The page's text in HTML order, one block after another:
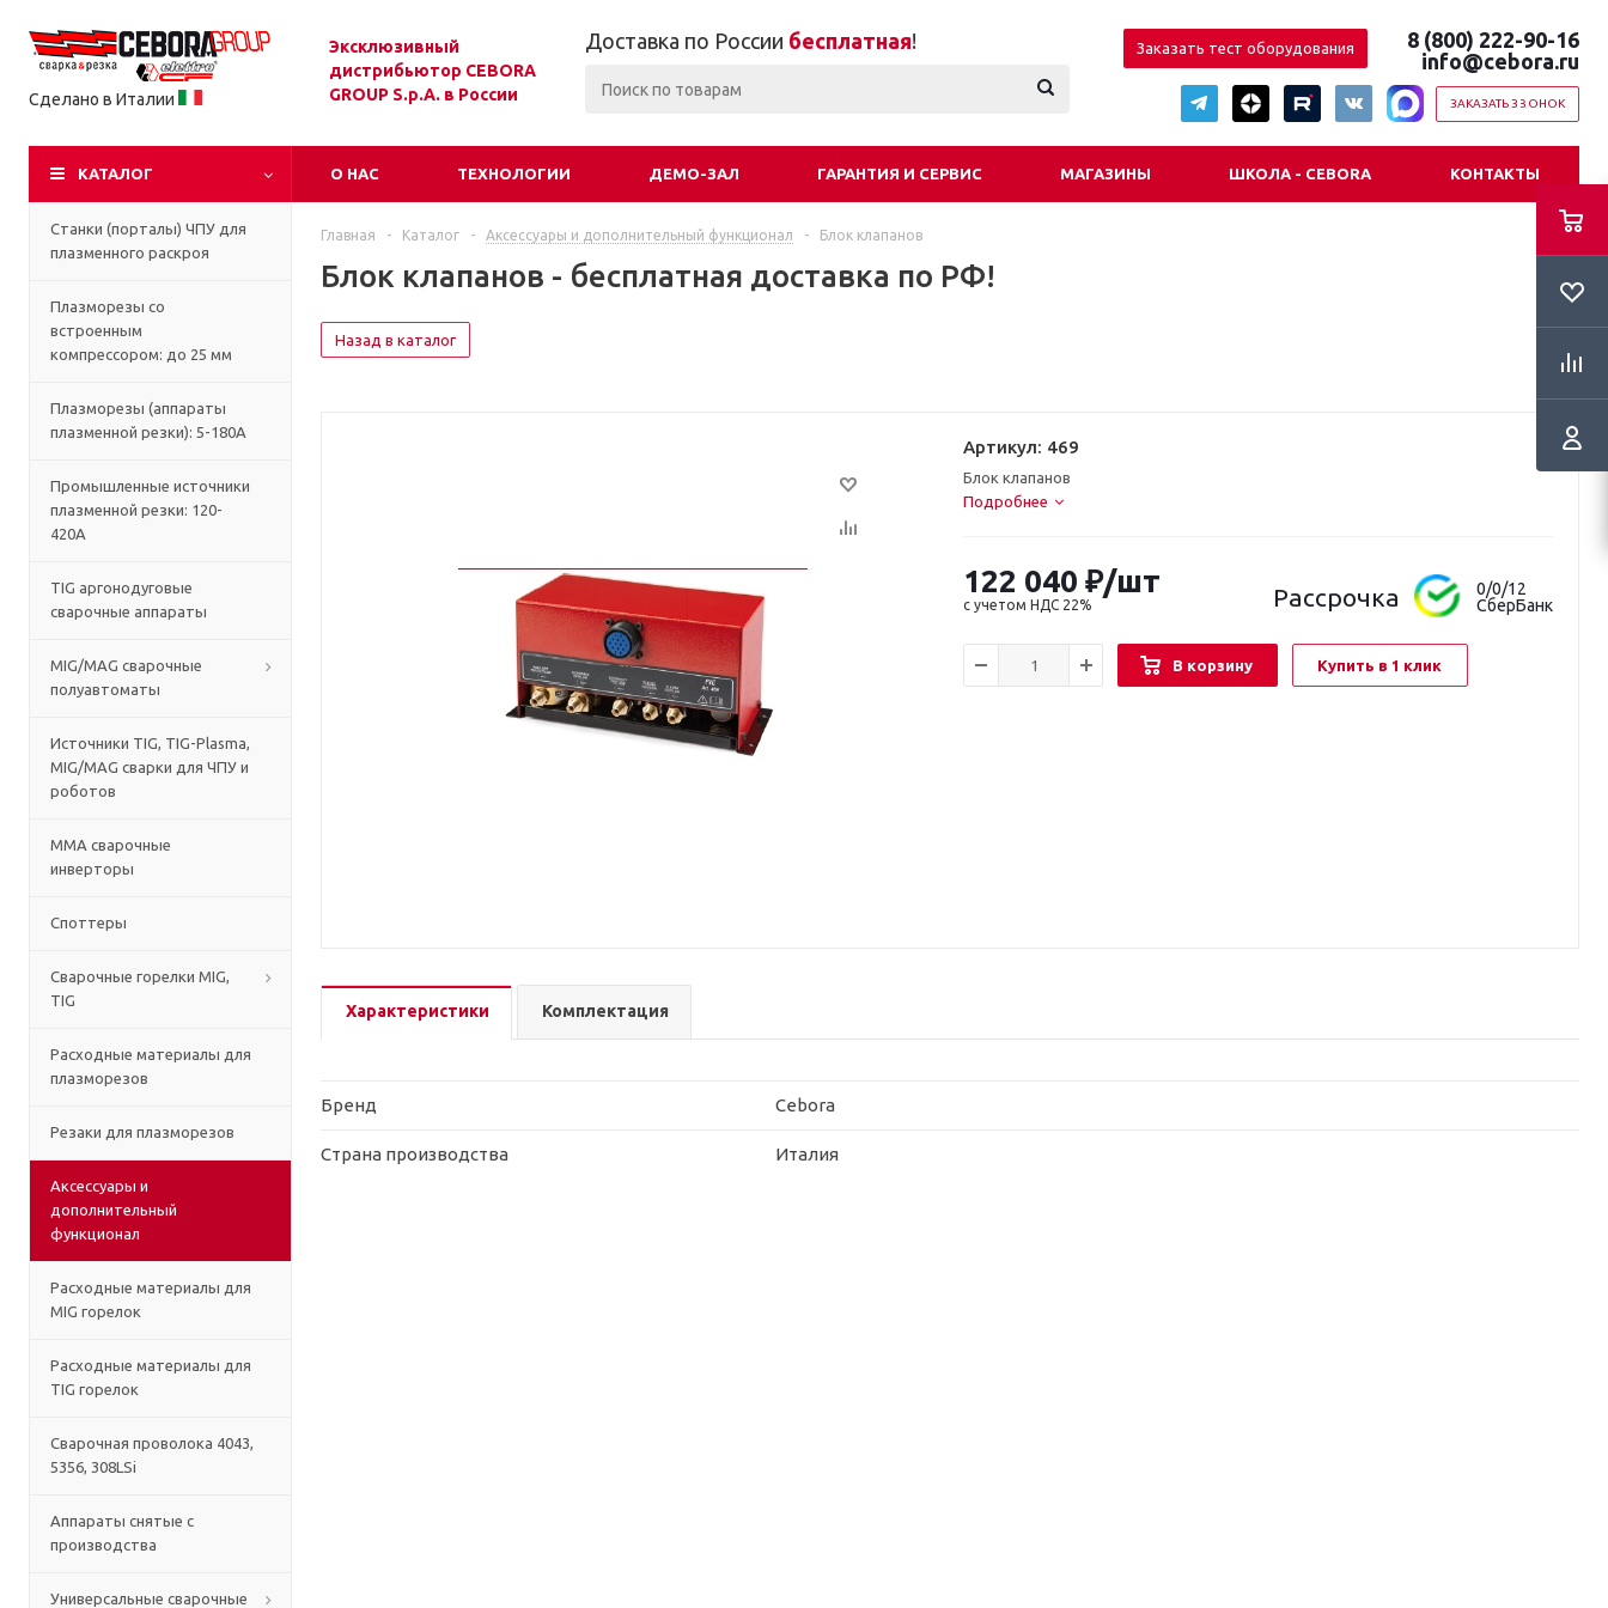
Сделано в Италии
Эксклюзивный
дистрибьютор CEBORA
GROUP S.p.A. в России
Доставка по России бесплатная! Заказать тест оборудования
8 (800) 222-90-16
info@cebora.ru
ЗАКАЗАТЬ ЗВОНОК
КАТАЛОГ О НАС ТЕХНОЛОГИИ ДЕМО-ЗАЛ ГАРАНТИЯ И СЕРВИС МАГАЗИНЫ ШКОЛА - CEBORA КОНТАКТЫ
Станки (порталы) ЧПУ для
плазменного раскроя
Плазморезы со
встроенным
компрессором: до 25 мм
Плазморезы (аппараты
плазменной резки): 5-180А
Промышленные источники
плазменной резки: 120-
420А
TIG аргонодуговые
сварочные аппараты
MIG/MAG сварочные
полуавтоматы
Источники TIG, TIG-Plasma,
MIG/MAG сварки для ЧПУ и
роботов
MMA сварочные
инверторы
Споттеры
Сварочные горелки MIG,
TIG
Расходные материалы для
плазморезов
Резаки для плазморезов
Аксессуары и
дополнительный
функционал
Расходные материалы для
MIG горелок
Расходные материалы для
TIG горелок
Сварочная проволока 4043,
5356, 308LSi
Аппараты снятые с
производства
Универсальные сварочные
Главная - Каталог - Аксессуары и дополнительный функционал - Блок клапанов
Блок клапанов - бесплатная доставка по РФ!
Назад в каталог
Артикул: 469
Блок клапанов
Подробнее
122 040 ₽/шт
с учетом НДС 22% Рассрочка
0/0/12
СберБанк
В корзину Купить в 1 клик
Характеристики Комплектация
Бренд Cebora
Страна производства Италия